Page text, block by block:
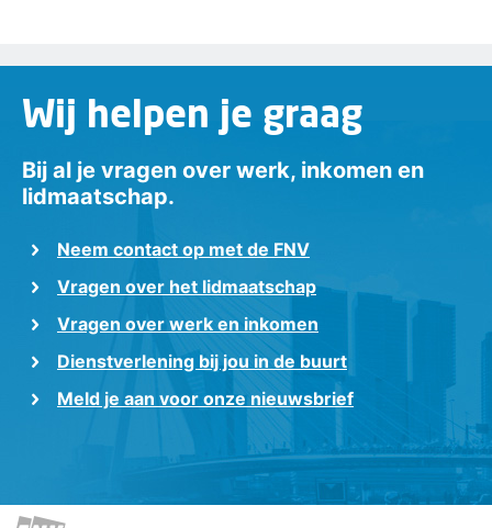
Wij helpen je graag
Bij al je vragen over werk, inkomen en
lidmaatschap.
Neem contact op met de FNV
Vragen over het lidmaatschap
Vragen over werk en inkomen
Dienstverlening bij jou in de buurt
Meld je aan voor onze nieuwsbrief